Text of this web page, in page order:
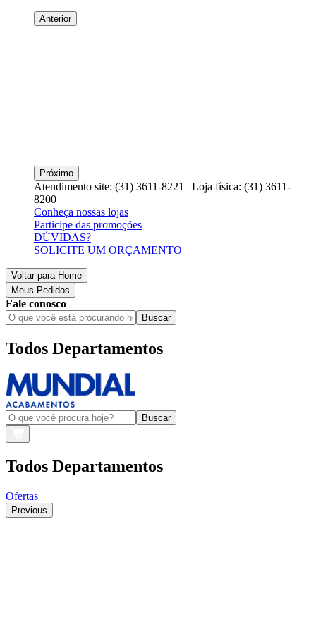
Anterior
Próximo
Atendimento site: (31) 3611-8221 | Loja física: (31) 3611-
8200
Conheça nossas lojas
Participe das promoções
DÚVIDAS?
SOLICITE UM ORÇAMENTO
Voltar para Home
Meus Pedidos
Fale conosco
Buscar
Todos Departamentos
Buscar
Todos Departamentos
Ofertas
Previous